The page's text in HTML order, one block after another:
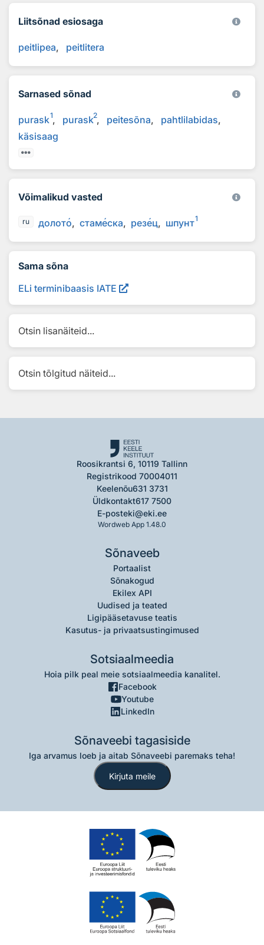
Liitsõnad esiosaga
peitlipea peitlitera
Sarnased sõnad
purask1 purask2 peitesõna
pahtlilabidas
käsisaag
Võimalikud vasted
ru долото стамеска резец шпунт1
Sama sõna
ELi terminibaasis IATE
Otsin lisanäiteid...
Otsin tõlgitud näiteid...
Roosikrantsi 6, 10119 Tallinn
Registrikood 70004011
Keelenõu631 3731
Üldkontakt617 7500
E-posteki@eki.ee
Wordweb App 1.48.0
Sõnaveeb
Portaalist
Sõnakogud
Ekilex API
Uudised ja teated
Ligipääsetavuse teatis
Kasutus- ja privaatsustingimused
Sotsiaalmeedia
Hoia pilk peal meie sotsiaalmeedia kanalitel.
Facebook
Youtube
LinkedIn
Sõnaveebi tagasiside
Iga arvamus loeb ja aitab Sõnaveebi paremaks teha!
Kirjuta meile